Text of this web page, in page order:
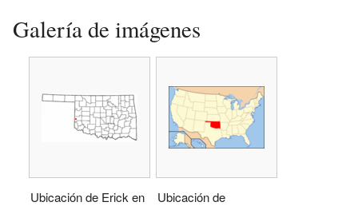
Galería de imágenes
Ubicación de Erick en
Ubicación de